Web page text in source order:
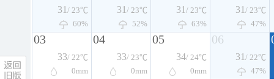
31 / 23℃
60%
31 / 23℃
52%
31 / 23℃
63%
31 / 23℃
47%
03
33/ 22℃
0mm
04
33/ 23℃
0mm
05
34/ 24℃
0mm
06
31 / 22℃
47%